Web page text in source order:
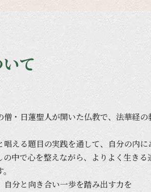
て
僧・日蓮聖人が開いた仏教で、 法華経の
唱える題目の実践を通して、 自分の内に
の中で心を整えながら、 より よく 生きる
自分と向き合い一歩を踏み出す力を